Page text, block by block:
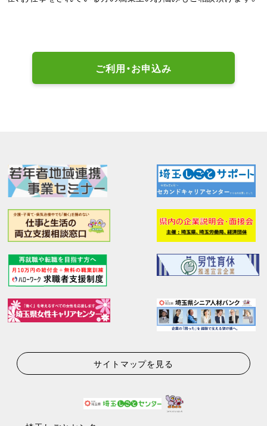
ご利用・お申込み
サイトマップを見る